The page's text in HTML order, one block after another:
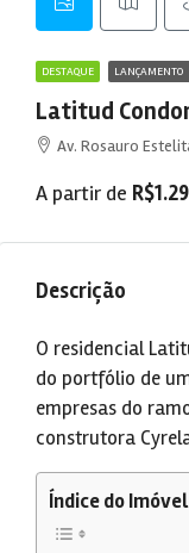
DESTAQUE LANÇAMENTO
Latitud
Av. Rosauro Estelita,
A partir de
Descrição
O residencial
do portfólio de
empresas do
construtora
Índice do Imóvel